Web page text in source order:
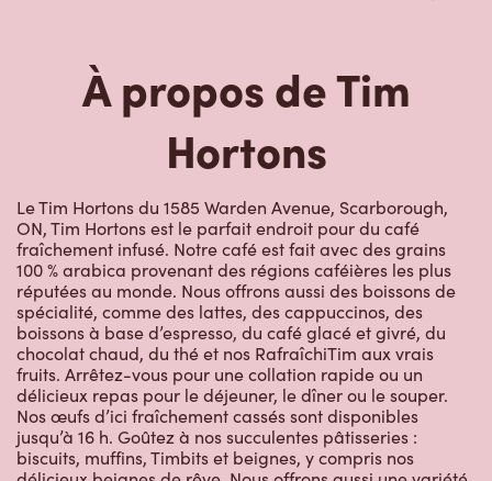
À propos de Tim
Hortons
Le Tim Hortons du 1585 Warden Avenue, Scarborough,
ON, Tim Hortons est le parfait endroit pour du café
fraîchement infusé. Notre café est fait avec des grains
100 % arabica provenant des régions caféières les plus
réputées au monde. Nous offrons aussi des boissons de
spécialité, comme des lattes, des cappuccinos, des
boissons à base d’espresso, du café glacé et givré, du
chocolat chaud, du thé et nos RafraîchiTim aux vrais
fruits. Arrêtez-vous pour une collation rapide ou un
délicieux repas pour le déjeuner, le dîner ou le souper.
Nos œufs d’ici fraîchement cassés sont disponibles
jusqu’à 16 h. Goûtez à nos succulentes pâtisseries :
biscuits, muffins, Timbits et beignes, y compris nos